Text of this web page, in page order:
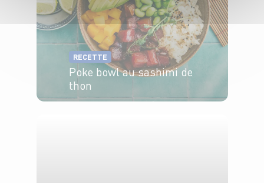
RECETTE
Poke bowl au sashimi de
thon